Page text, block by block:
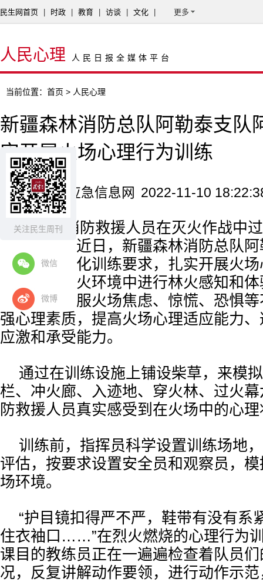
关注民生周刊
微信
微博
民生网首页 时政 教育 访谈 文化 更多
人民心理 人民日报全媒体平台
当前位置： 首页 > 人民心理
新疆森林消防总队阿勒泰支队
实开展火场心理行为训练
来源：中国应急信息网 2022-11-10
为锤炼消防救援人员在灭火作战中
避险能力，近日，新疆森林消防总队
队结合实战化训练要求，扎实开展火
过模拟仿真火环境中进行林火感知和
救援人员克服火场焦虑、惊慌、恐惧
强心理素质，提高火场心理适应能力
应激和承受能力。
通过在训练设施上铺设柴草，来模
栏、冲火廊、入迹地、穿火林、过火
防救援人员真实感受到在火场中的心
训练前，指挥员科学设置训练场地
评估，按要求设置安全员和观察员，
场环境。
“护目镜扣得严不严，鞋带有没有系
住衣袖口……”在烈火燃烧的心理行为
课目的教练员正在一遍遍检查着队员
况，反复讲解动作要领，进行动作示